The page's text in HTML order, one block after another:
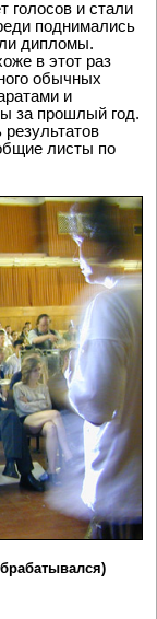
голосов и стали
поднимались
дипломы.
в этот раз
обычных
и
за прошлый год.
листы по